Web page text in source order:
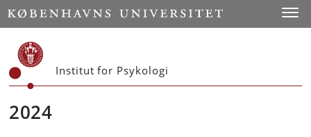
Start
Institut for Psykologi
2024